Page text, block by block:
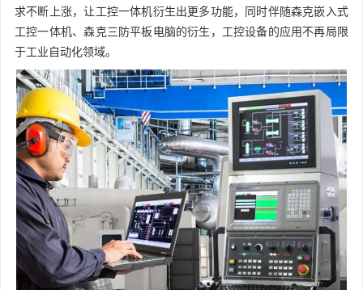
求不断上涨，让工控一体机衍生出更多功能，同时伴随森克嵌入式
工控一体机、森克三防平板电脑的衍生，工控设备的应用不再局限
于工业自动化领域。